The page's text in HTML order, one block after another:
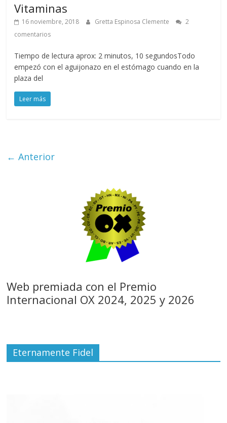
Vitaminas
16 noviembre, 2018 Gretta Espinosa Clemente
2
comentarios
Tiempo de lectura aprox: 2 minutos, 10 segundosTodo
empezó con el aguijonazo en el estómago cuando en la
plaza del
Leer más
← Anterior
Web premiada con el Premio
Internacional OX 2024, 2025 y 2026
Eternamente Fidel